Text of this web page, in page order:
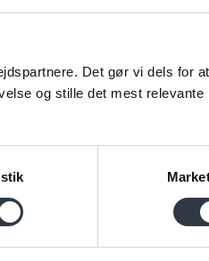
Det gør vi dels for
og stille det mest relevante